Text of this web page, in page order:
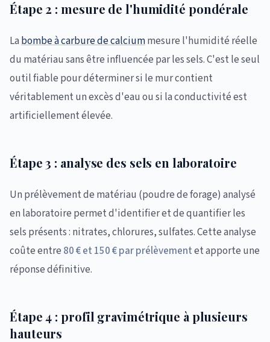
Étape 2 : mesure de l'humidité pondérale
Labombe à carbure de calciummesure l'humidité réelle
du matériau sans être influencée par les sels. C'est le seul
outil fiable pour déterminer si le mur contient
véritablement un excès d'eau ou si la conductivité est
artificiellement élevée.
Étape 3 : analyse des sels en laboratoire
Un prélèvement de matériau (poudre de forage) analysé
en laboratoire permet d'identifier et de quantifier les
sels présents : nitrates, chlorures, sulfates. Cette analyse
coûte entre 80 € et 150 € par prélèvementet apporte une
réponse définitive.
Étape 4 : profil gravimétrique à plusieurs
hauteurs